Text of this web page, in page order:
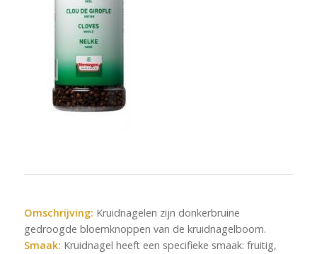
Omschrijving: Kruidnagelen zijn donkerbruine
gedroogde bloemknoppen van de kruidnagelboom.
Smaak: Kruidnagel heeft een specifieke smaak: fruitig,